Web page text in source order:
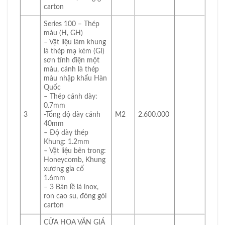
carton
3
Series 100 – Thép
màu (H, GH)
– Vật liệu làm khung
là thép mạ kẽm (GI)
sơn tĩnh điện một
màu, cánh là thép
màu nhập khẩu Hàn
Quốc
– Thép cánh dày:
0.7mm
-Tổng độ dày cánh
40mm
– Độ dày thép
Khung: 1.2mm
– Vật liệu bên trong:
Honeycomb, Khung
xương gia cố
1.6mm
– 3 Bản lề lá inox,
ron cao su, đóng gói
carton
M2 2.600.000
CỬA HOA VĂN GIÁ